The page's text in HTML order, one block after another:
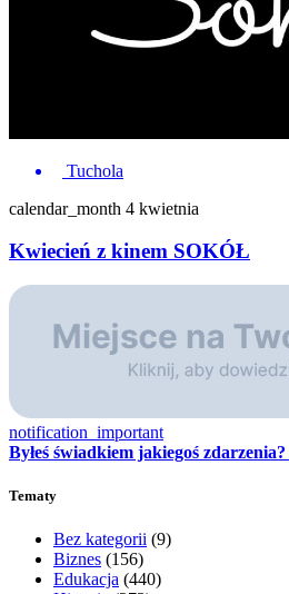
Tuchola
calendar_month 4 kwietnia
Kwiecień z kinem SOKÓŁ
notification_important
Byłeś świadkiem jakiegoś zdarzenia?
Tematy
Bez kategorii (9)
Biznes (156)
Edukacja (440)